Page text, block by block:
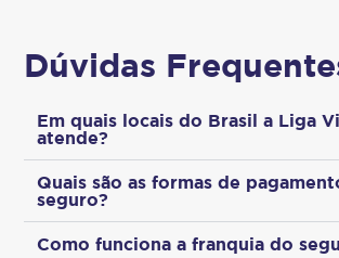
Dúvidas
Em quais locais do Brasil a Liga
atende?
Quais são as formas de
seguro?
Como funciona a franquia do